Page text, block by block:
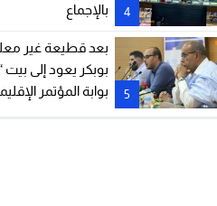
4
بالإجماع
5
بعد قطيعة غير
بوبكر يعود إلى بيت
بوابة المؤتمر